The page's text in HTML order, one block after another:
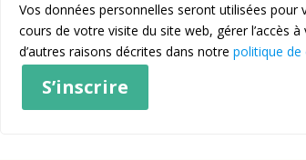
Vos données personnelles seront utilisées pour
cours de votre visite du site web, gérer l’accès
d’autres raisons décrites dans notre politique de
S’inscrire